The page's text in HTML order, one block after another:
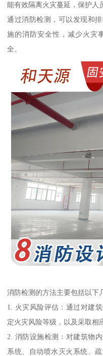
能有效隔离火灾蔓延，保护人
通过消防检测，可以发现和
施的消防安全性，减少火灾
全。
消防检测的方法主要包括以下
1. 火灾风险评估：通过对建
定火灾风险等级，以及采取相
2. 消防设施检测：对建筑物
系统、自动喷水灭火系统、